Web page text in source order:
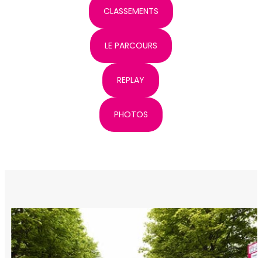
CLASSEMENTS
LE PARCOURS
REPLAY
PHOTOS